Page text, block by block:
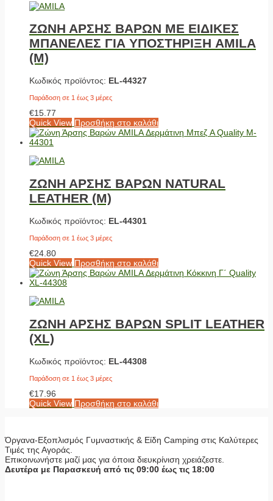
ΖΩΝΗ ΑΡΣΗΣ ΒΑΡΩΝ ΜΕ ΕΙΔΙΚΕΣ
ΜΠΑΝΕΛΕΣ ΓΙΑ ΥΠΟΣΤΗΡΙΞΗ AMILA
(M)
Κωδικός προϊόντος: EL-44327
Παράδοση σε 1 έως 3 μέρες
€15.77
Quick View Προσθήκη στο καλάθι
ΖΩΝΗ ΑΡΣΗΣ ΒΑΡΩΝ NATURAL
LEATHER (M)
Κωδικός προϊόντος: EL-44301
Παράδοση σε 1 έως 3 μέρες
€24.80
Quick View Προσθήκη στο καλάθι
ΖΩΝΗ ΑΡΣΗΣ ΒΑΡΩΝ SPLIT LEATHER
(XL)
Κωδικός προϊόντος: EL-44308
Παράδοση σε 1 έως 3 μέρες
€17.96
Quick View Προσθήκη στο καλάθι
Όργανα-Εξοπλισμός Γυμναστικής & Είδη Camping στις Καλύτερες
Τιμές της Αγοράς.
Επικοινωνήστε μαζί μας για όποια διευκρίνιση χρειάζεστε.
Δευτέρα με Παρασκευή από τις 09:00 έως τις 18:00